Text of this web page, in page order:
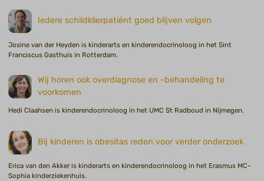
Iedere schildklierpatiënt goed blijven volgen
Josine van der Heyden is kinderarts en kinderendocrinoloog in het Sint
Franciscus Gasthuis in Rotterdam.
Wij horen ook overdiagnose en -behandeling te
voorkomen
Hedi Claahsen is kinderendocrinoloog in het UMC St Radboud in Nijmegen.
Bij kinderen is obesitas reden voor verder onderzoek
Erica van den Akker is kinderarts en kinderendocrinoloog in het Erasmus MC-
Sophia kinderziekenhuis.